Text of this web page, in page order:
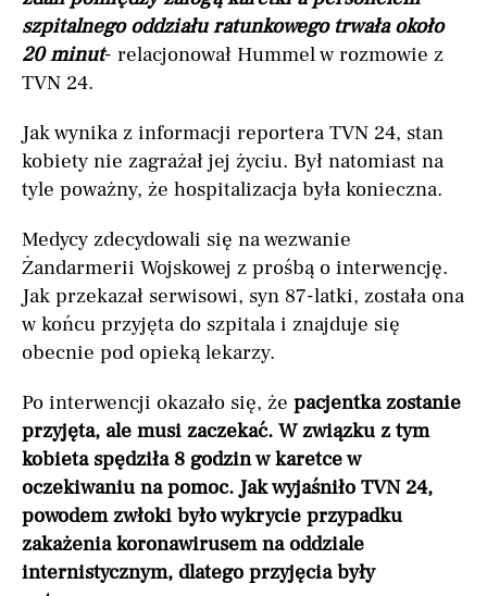
szpitalnego oddziału ratunkowego trwała około
20 minut- relacjonował Hummel w rozmowie z
TVN 24.
Jak wynika z informacji reportera TVN 24, stan
kobiety nie zagrażał jej życiu. Był natomiast na
tyle poważny, że hospitalizacja była konieczna.
Medycy zdecydowali się na wezwanie
Żandarmerii Wojskowej z prośbą o interwencję.
Jak przekazał serwisowi, syn 87-latki, została ona
w końcu przyjęta do szpitala i znajduje się
obecnie pod opieką lekarzy.
Po interwencji okazało się, że pacjentka zostanie
przyjęta, ale musi zaczekać. W związku z tym
kobieta spędziła 8 godzin w karetce w
oczekiwaniu na pomoc. Jak wyjaśniło TVN 24,
powodem zwłoki było wykrycie przypadku
zakażenia koronawirusem na oddziale
internistycznym, dlatego przyjęcia były